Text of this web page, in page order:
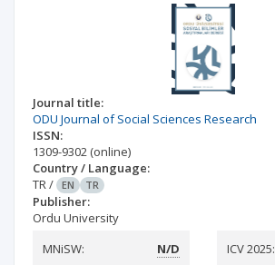
Journal title:
ODU Journal of Social Sciences Research
ISSN:
1309-9302 (online)
Country / Language:
TR/ EN TR
Publisher:
Ordu University
MNiSW:
N/D ICV 2025: